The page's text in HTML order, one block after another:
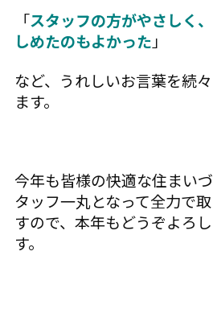
「スタッフの方がやさしく
しめたのもよかった」
など、うれしいお言葉を続
ます。
今年も皆様の快適な住まい
タッフ一丸となって全力で
すので、本年もどうぞよろ
す。